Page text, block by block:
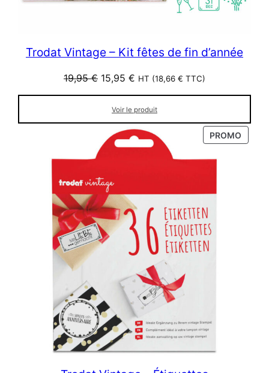
Trodat Vintage – Kit fêtes de fin d’année
19,95€ Le
prix
initial
était :
19,95 €.
15,95 € Le
prix
actuel
est :
15,95 €.
HT (18,66 € TTC)
Voir le produit
PROMO
EN